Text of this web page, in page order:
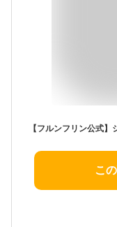
こ